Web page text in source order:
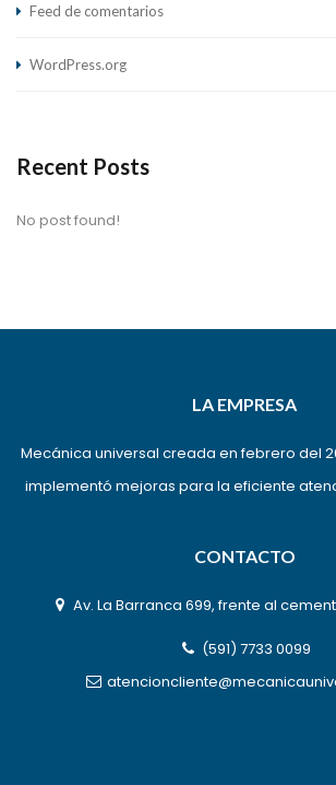
Feed de comentarios
WordPress.org
Recent Posts
No post found!
LA EMPRESA
Mecánica universal creada en febrero del
implementó mejoras para la eficiente
CONTACTO
Av. La Barranca 699, frente al
(591) 7733 0099